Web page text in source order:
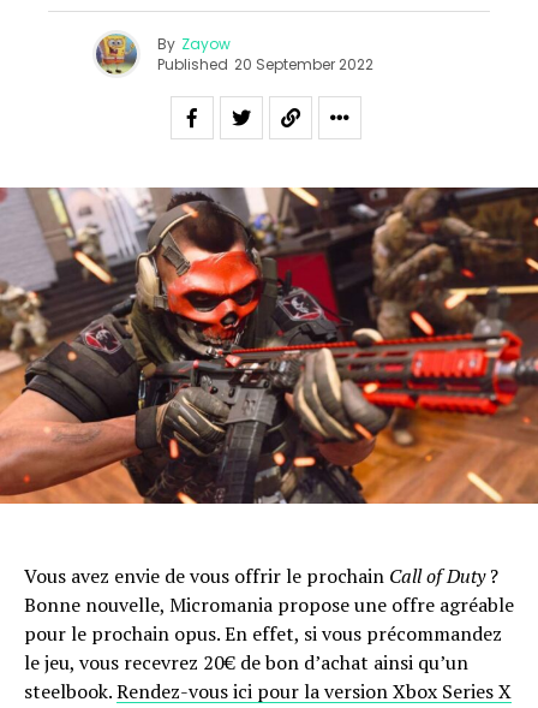
By Zayow
Published 20 September 2022
Vous avez envie de vous offrir le prochain Call of Duty?
Bonne nouvelle, Micromania propose une offre agréable
pour le prochain opus. En effet, si vous précommandez
le jeu, vous recevrez 20€ de bon d’achat ainsi qu’un
steelbook.Rendez-vous ici pour la version Xbox Series X